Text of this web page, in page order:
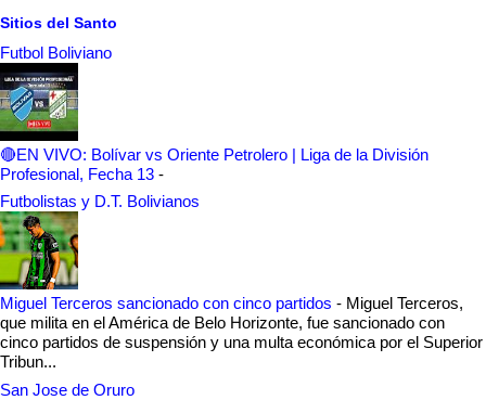
Sitios del Santo
Futbol Boliviano
🔴EN VIVO: Bolívar vs Oriente Petrolero | Liga de la División
Profesional, Fecha 13 -
Futbolistas y D.T. Bolivianos
Miguel Terceros sancionado con cinco partidos - Miguel Terceros,
que milita en el América de Belo Horizonte, fue sancionado con
cinco partidos de suspensión y una multa económica por el Superior
Tribun...
San Jose de Oruro